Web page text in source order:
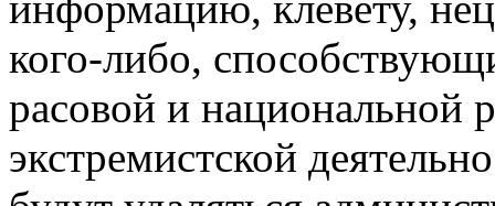
кого-либо,
расовой и национальной
экстремистской